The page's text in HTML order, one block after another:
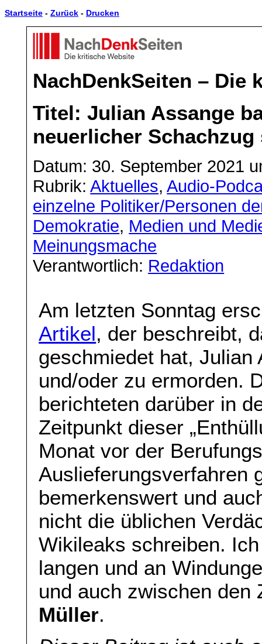
Startseite - Zurück - Drucken
NachDenkSeiten – Die
Titel: Julian Assange
neuerlicher Schachzug
Datum: 30. September 2021
Rubrik:Aktuelles,Audio-
einzelne Politiker/Personen
Demokratie, Medien und
Meinungsmache
Verantwortlich: Redaktion
Am letzten Sonntag
Artikel, der beschreibt,
geschmiedet hat, Julian
und/oder zu ermorden.
berichteten darüber in
Zeitpunkt dieser
Monat vor der
Auslieferungsverfahren
bemerkenswert und
nicht die üblichen
Wikileaks schreiben.
langen und an
und auch zwischen
Müller.